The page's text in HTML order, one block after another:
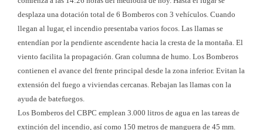
desplaza una dotación total de 6 Bomberos con 3 vehículos. Cuando
llegan al lugar, el incendio presentaba varios focos. Las llamas se
entendían por la pendiente ascendente hacia la cresta de la montaña. El
viento facilita la propagación. Gran columna de humo. Los Bomberos
contienen el avance del frente principal desde la zona inferior. Evitan la
extensión del fuego a viviendas cercanas. Rebajan las llamas con la
ayuda de batefuegos.
Los Bomberos del CBPC emplean 3.000 litros de agua en las tareas de
extinción del incendio, así como 150 metros de manguera de 45 mm.